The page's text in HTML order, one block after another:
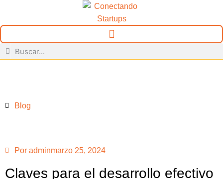
Blog
Por adminmarzo 25, 2024
Claves para el desarrollo efectivo